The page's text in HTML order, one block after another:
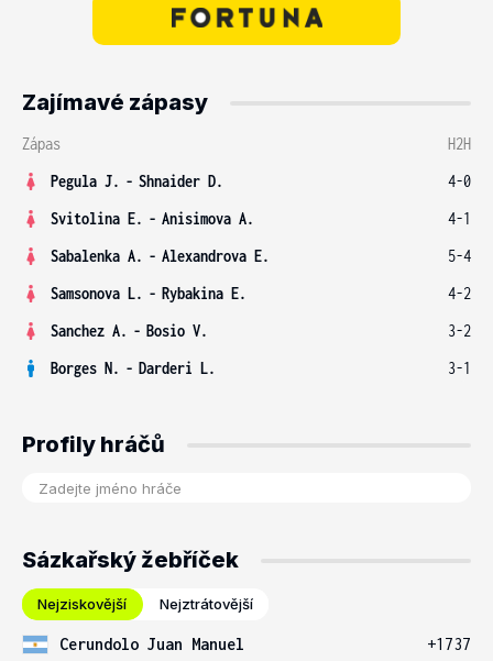
Zajímavé zápasy
Zápas
H2H
Pegula J. - Shnaider D.
4-0
Svitolina E. - Anisimova A.
4-1
Sabalenka A. - Alexandrova E.
5-4
Samsonova L. - Rybakina E.
4-2
Sanchez A. - Bosio V.
3-2
Borges N. - Darderi L. 3-1
Profily hráčů
Sázkařský žebříček
Nejziskovější Nejztrátovější
Cerundolo Juan Manuel
+1737